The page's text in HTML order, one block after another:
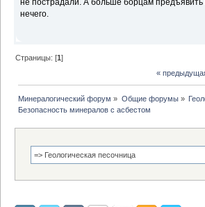
не пострадали. А больше борцам предъявить
нечего.
Страницы: [1]
«
Минералогический форум » Общие форумы»
Безопасность минералов с асбестом